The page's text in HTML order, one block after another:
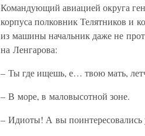
Командующий авиацией округа
корпуса полковник Телятников и
из машины начальник даже не
на Ленгарова:
– Ты где ищешь, е… твою мать,
– В море, в маловысотной зоне.
– Идиоты! А вы поинтересовались